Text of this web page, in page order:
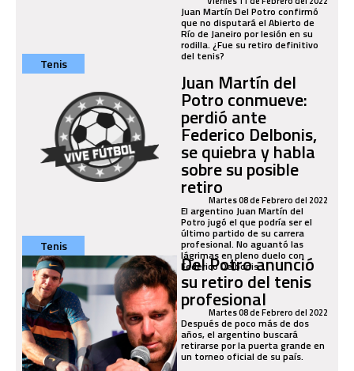
Juan Martín Del Potro confirmó
que no disputará el Abierto de
Río de Janeiro por lesión en su
rodilla. ¿Fue su retiro definitivo
del tenis?
Tenis
Juan Martín del
Potro conmueve:
perdió ante
Federico Delbonis,
se quiebra y habla
sobre su posible
retiroMartes 08 de Febrero del 2022
El argentino Juan Martín del
Potro jugó el que podría ser el
último partido de su carrera
profesional. No aguantó las
lágrimas en pleno duelo con
Federico Delbonis.
Tenis
Del Potro anunció
su retiro del tenis
profesional
Martes 08 de Febrero del 2022
Después de poco más de dos
años, el argentino buscará
retirarse por la puerta grande en
un torneo oficial de su país.